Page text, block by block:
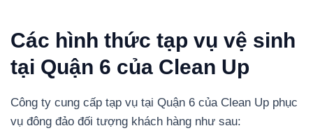
Các hình thức tạp vụ vệ sinh
tại Quận 6 của Clean Up
Công ty cung cấp tạp vụ tại Quận 6 của Clean Up phục
vụ đông đảo đối tượng khách hàng như sau: